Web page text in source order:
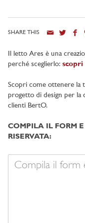
SHARE THIS
Il letto Ares è una
perché sceglierlo: scopri
Scopri come ottenere la
progetto di design per la
clienti BertO.
COMPILA IL FORM
RISERVATA:
tuo